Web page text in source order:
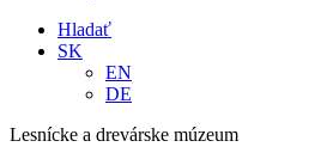
Hladať
SK
EN
DE
Lesnícke a drevárske múzeum